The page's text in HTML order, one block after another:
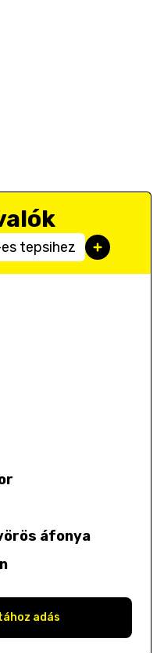
tepsihez
áfonya
adás